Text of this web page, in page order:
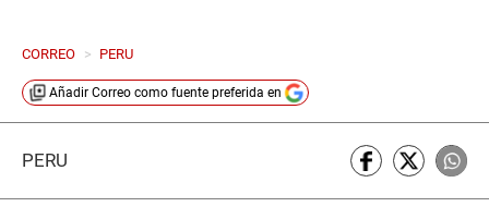
CORREO > PERU
Añadir Correo como fuente preferida en
PERÚ